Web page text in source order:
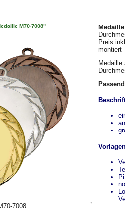
M70-7008"
7008
Preis
montiert
Medaille